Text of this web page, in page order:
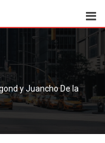
y Juancho De la